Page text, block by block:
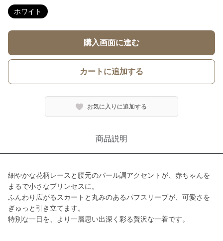
ホワイト
購入画面に進む
カートに追加する
お気に入りに追加する
商品説明
細やかな花柄レースと腰元のパール調アクセントが、赤ちゃんを
まるで小さなプリンセスに。
ふんわり広がるスカートと丸みのあるパフスリーブが、可愛さを
ぎゅっと引き立てます。
特別な一日を、より一層思い出深く彩る贅沢な一着です。